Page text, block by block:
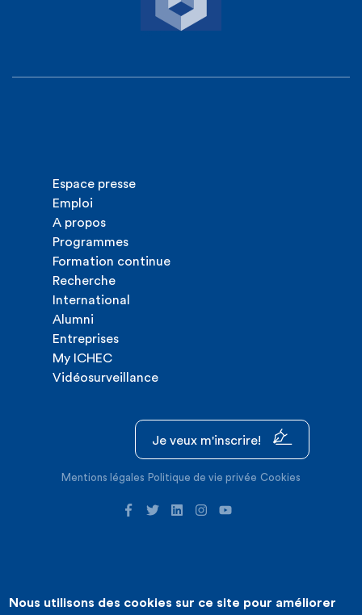
Espace presse
Emploi
A propos
Programmes
Formation continue
Recherche
International
Alumni
Entreprises
My ICHEC
Vidéosurveillance
Je veux m'inscrire!
Mentions légales Politique de vie privée Cookies
©2026 ICHEC |Création de site internet : Expansion
Nous utilisons des cookies sur ce site pour améliorer